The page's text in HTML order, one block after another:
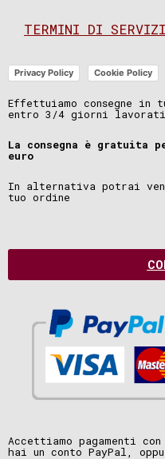
TERMINI DI
Privacy Policy Cookie Policy
Effettuiamo consegne
entro 3/4 giorni
La consegna è gratuita
euro
In alternativa potrai
tuo ordine
Accettiamo pagamenti
hai un conto PayPal,